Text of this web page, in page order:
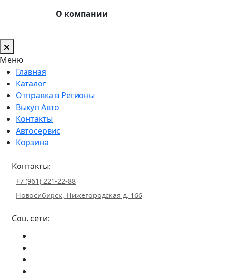
О компании
Меню
Главная
Каталог
Отправка в Регионы
Выкуп Авто
Контакты
Автосервис
Корзина
Контакты:
+7 (961) 221-22-88
Новосибирск, Нижегородская д. 166
Соц. сети: